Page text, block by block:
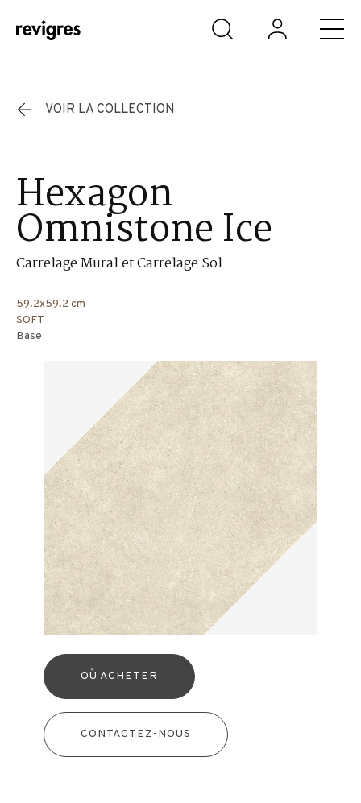
Aller au contenu principal
VOIR LA COLLECTION
Hexagon
Omnistone Ice
Carrelage Mural et Carrelage Sol
59.2x59.2 cm
SOFT
Base
OÙ ACHETER
CONTACTEZ-NOUS